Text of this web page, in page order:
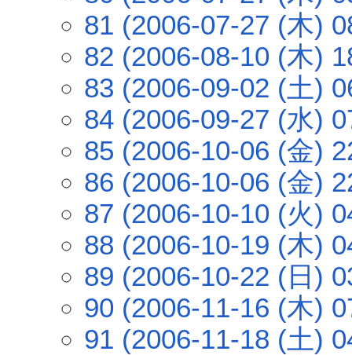
81 (2006-07-27 (木)
82 (2006-08-10 (木)
83 (2006-09-02 (土)
84 (2006-09-27 (水)
85 (2006-10-06 (金)
86 (2006-10-06 (金)
87 (2006-10-10 (火)
88 (2006-10-19 (木)
89 (2006-10-22 (日)
90 (2006-11-16 (木)
91 (2006-11-18 (土)